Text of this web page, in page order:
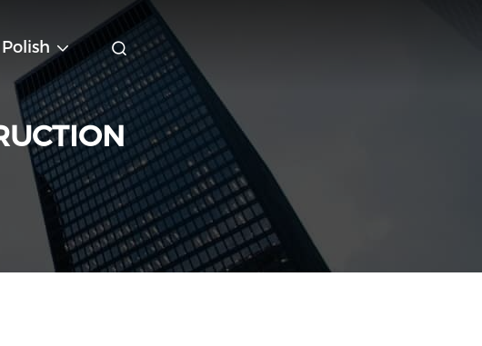
Polish